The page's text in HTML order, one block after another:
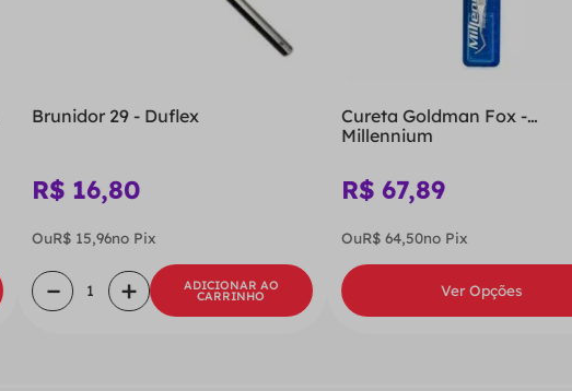
Brunidor 29 - Duflex
R$ 16,80
OuR$ 15,96no Pix
＋
－ ADICIONAR AO
CARRINHO
Cureta Goldman Fox -
Millennium
R$ 67,89
OuR$ 64,50no Pix
Ver Opções